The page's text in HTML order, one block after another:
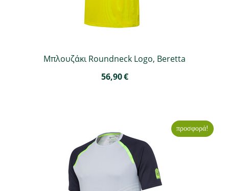
Μπλουζάκι Roundneck Logo, Beretta
56,90€
προσφορά!